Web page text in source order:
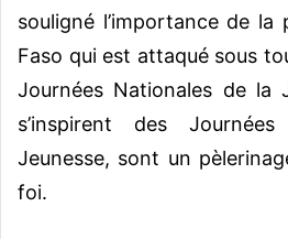
souligné l’importance de la
Faso qui est attaqué sous
Journées Nationales de la
s’inspirent des
Jeunesse, sont un
foi.